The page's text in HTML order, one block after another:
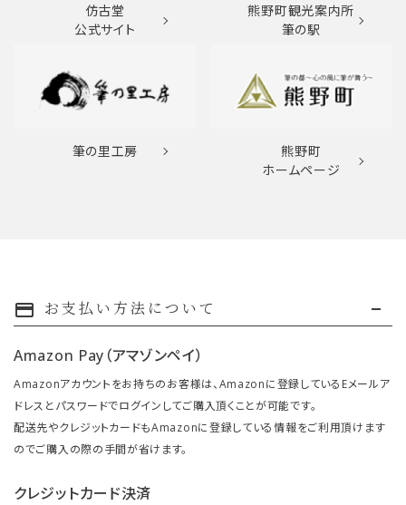
仿古堂
公式サイト
熊野町観光案内所
筆の駅
筆の里工房
熊野町
ホームページ
payment お支払い方法について
Amazon Pay（アマゾンペイ）
Amazonアカウントをお持ちのお客様は、Amazonに登録しているEメールア
ドレスとパスワードでログインしてご購入頂くことが可能です。
配送先やクレジットカードもAmazonに登録している情報をご利用頂けます
のでご購入の際の手間が省けます。
クレジットカード決済